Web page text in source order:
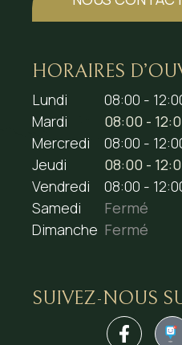
HORAIRES
Lundi
08:00 -
Mardi
08:00 -
Mercredi
08:00 -
Jeudi
08:00 -
Vendredi
08:00 -
Samedi
Fermé
Dimanche Fermé
SUIVEZ-NOUS
1